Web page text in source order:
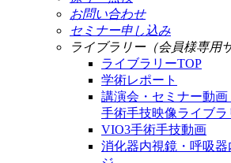
お問い合わせ
セミナー申し込み
ライブラリー（会員様専用
ライブラリーTOP
学術レポート
講演会・セミナー動画
手術手技映像ライブラ
VIO3手術手技動画
消化器内視鏡・呼吸